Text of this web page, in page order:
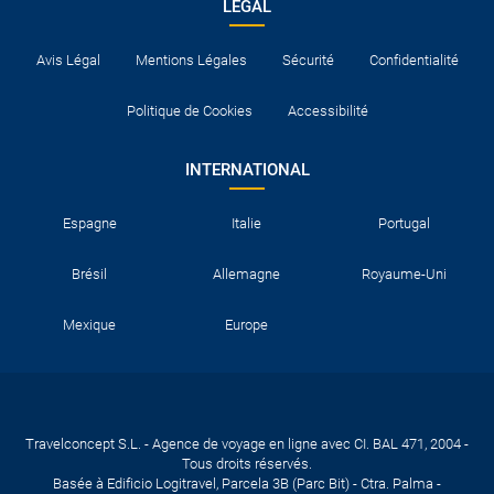
LEGAL
Avis Légal Mentions Légales Sécurité Confidentialité
Politique de Cookies Accessibilité
INTERNATIONAL
Espagne Italie Portugal
Brésil Allemagne Royaume-Uni
Mexique Europe
Travelconcept S.L. - Agence de voyage en ligne avec CI. BAL 471, 2004 -
Tous droits réservés.
Basée à Edificio Logitravel, Parcela 3B (Parc Bit) - Ctra. Palma -